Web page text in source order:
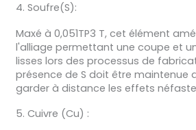
4. Soufre(S):
Maxé à 0,051TP3 T, cet élément
l'alliage permettant une coupe et
lisses lors des processus de
présence de S doit être maintenue
garder à distance les effets
5. Cuivre (Cu) :